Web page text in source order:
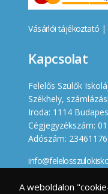
Vásárlói tájékoztató |
Kapcsolat
Felelős Szülők
Székhely,
Iroda: 1114
Cégjegyzékszám:
Adószám:
A weboldalon